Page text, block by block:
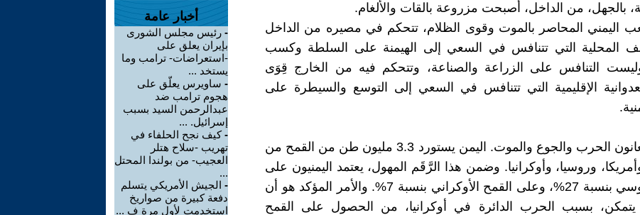
بالجهل، من الداخل، أصبحت مزروعة بالقات والألغام.
اليمني المحاصر بالموت وقوى الظلام، تتحكم في مصيره من الداخل
المحلية التي تتنافس في السعي إلى الهيمنة على السلطة وكسب
وليست التنافس على الزراعة والصناعة، وتتحكم فيه من الخارج قِوَى
الإقليمية التي تتنافس في السعي إلى التوسع والسيطرة على
اليمنيون يعانون الحرب والجوع والموت. اليمن يستورد 3.3 مليون طن من القمح من
وأمريكا، وروسيا، وأوكرانيا. وضمن هذا الرَّقَم المهول، يعتمد اليمنيون على
القمح الروسي بنسبة 27%، وعلى القمح الأوكراني بنسبة 7%. والأمر المؤكد هو أن
يتمكن، بسبب الحرب الدائرة في أوكرانيا، من الحصول على القمح
أخبار عامة
- رئيس مجلس الشورى
بإيران يعلق على
-استعراضات- ترامب وما
يستخد ...
- ساويرس يعلّق على
هجوم ترامب ضد
عبدالرحمن السيد بسبب
إسرائيل. ...
-كيف نجح الحلفاء في
تهريب -سلاح هتلر
العجيب- من بولندا المحتل
...
- الجيش الأمريكي يتسلم
دفعة كبيرة من صواريخ
استخدمت لأول مرة ف ...